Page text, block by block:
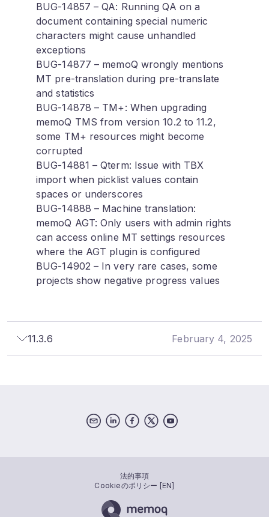
BUG-14857 – QA: Running QA on a
document containing special numeric
characters might cause unhandled
exceptions
BUG-14877 – memoQ wrongly mentions
MT pre-translation during pre-translate
and statistics
BUG-14878 – TM+: When upgrading
memoQ TMS from version 10.2 to 11.2,
some TM+ resources might become
corrupted
BUG-14881 – Qterm: Issue with TBX
import when picklist values contain
spaces or underscores
BUG-14888 – Machine translation:
memoQ AGT: Only users with admin rights
can access online MT settings resources
where the AGT plugin is configured
BUG-14902 – In very rare cases, some
projects show negative progress values
11.3.6 February 4, 2025
法的事項
Cookieのポリシー [EN]